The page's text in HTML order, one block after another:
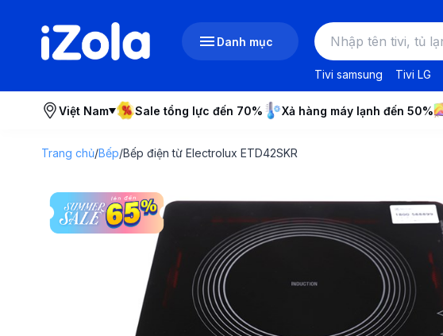
Danh mục
Tivi samsung Tivi LG
Việt Nam Sale tổng lực đến 70% Xả hàng máy lạnh đến 50%
Trang chủ/Bếp/Bếp điện từ Electrolux ETD42SKR